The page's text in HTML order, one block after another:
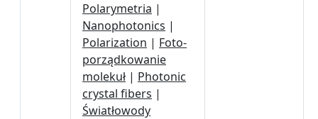
Polarymetria |
Nanophotonics |
Polarization | Foto-
porządkowanie
molekuł | Photonic
crystal fibers |
Światłowody